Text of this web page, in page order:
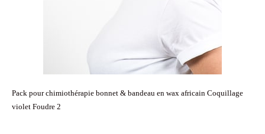
Pack pour chimiothérapie bonnet & bandeau en wax africain Coquillage
violet Foudre 2